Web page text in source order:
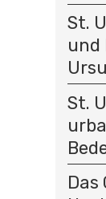
St.
und
St.
Das